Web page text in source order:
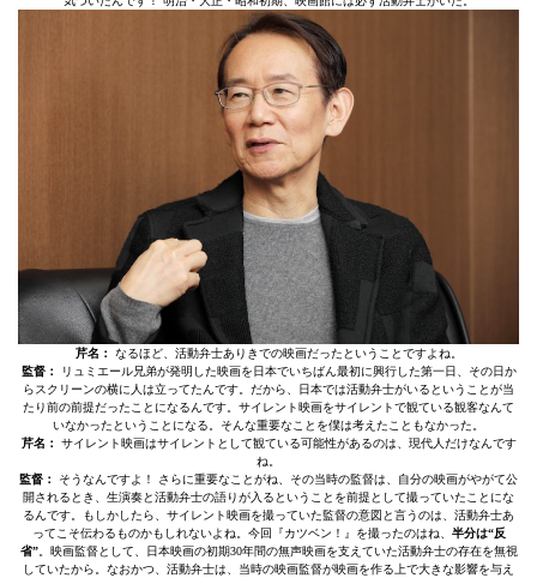
芹名：
なるほど、活動弁士ありきでの映画だったということですよね。
監督：
リュミエール兄弟が発明した映画を日本でいちばん最初に興行した第一日、その日か
らスクリーンの横に人は立ってたんです。だから、日本では活動弁士がいるということが当
たり前の前提だったことになるんです。サイレント映画をサイレントで観ている観客なんて
いなかったということになる。そんな重要なことを僕は考えたこともなかった。
芹名：
サイレント映画はサイレントとして観ている可能性があるのは、現代人だけなんです
ね。
監督：
そうなんですよ！ さらに重要なことがね、その当時の監督は、自分の映画がやがて公
開されるとき、生演奏と活動弁士の語りが入るということを前提として撮っていたことにな
るんです。もしかしたら、サイレント映画を撮っていた監督の意図と言うのは、活動弁士あ
ってこそ伝わるものかもしれないよね。今回『カツベン！』を撮ったのはね、 半分は“反
省”。映画監督として、日本映画の初期30年間の無声映画を支えていた活動弁士の存在を無視
していたから。なおかつ、活動弁士は、当時の映画監督が映画を作る上で大きな影響を与え